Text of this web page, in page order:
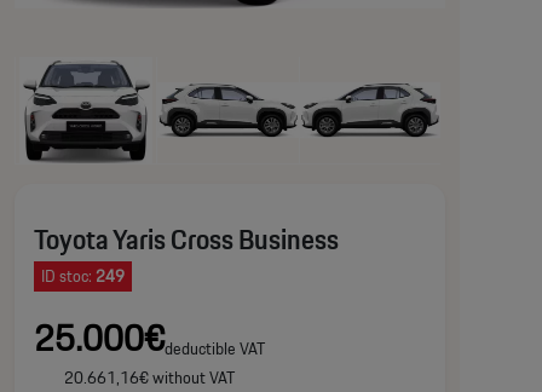
Toyota Yaris Cross Business
ID stoc: 249
25.000€deductible VAT
20.661,16€ without VAT